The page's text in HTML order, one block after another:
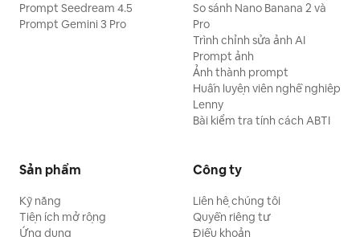
Prompt Seedream 4.5
Prompt Gemini 3 Pro
So sánh Nano Banana 2 và
Pro
Trình chỉnh sửa ảnh AI
Prompt ảnh
Ảnh thành prompt
Huấn luyện viên nghề nghiệp
Lenny
Bài kiểm tra tính cách ABTI
Sản phẩm
Kỹ năng
Tiện ích mở rộng
Ứng dụng
Công ty
Liên hệ chúng tôi
Quyền riêng tư
Điều khoản